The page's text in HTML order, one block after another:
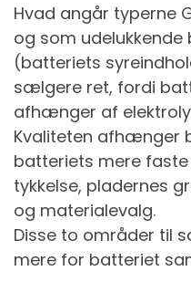
Hvad angår typerne
og som udelukkende
(batteriets
sælgere ret, fordi
afhænger af
Kvaliteten afhænger
batteriets mere
tykkelse, pladernes
og materialevalg.
Disse to områder til
mere for batteriet